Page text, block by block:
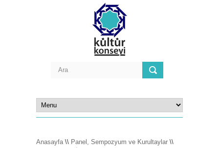
Anasayfa\\ Panel, Sempozyum ve Kurultaylar \\